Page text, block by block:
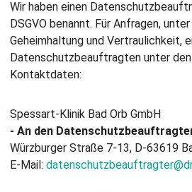
Wir haben einen
DSGVO benannt. Für Anfragen,
Geheimhaltung und Vertraulichkeit,
Datenschutzbeauftragten unter
Kontaktdaten:
Spessart-Klinik Bad Orb GmbH
- An den
Würzburger Straße 7-13, D-63619
E-Mail: